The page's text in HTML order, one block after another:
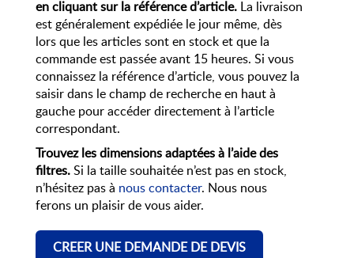
en cliquant sur la référence d’article.
La livraison
est généralement expédiée le jour même, dès
lors que les articles sont en stock et que la
commande est passée avant 15 heures. Si vous
connaissez la référence d’article, vous pouvez la
saisir dans le champ de recherche en haut à
gauche pour accéder directement à l’article
correspondant.
Trouvez les dimensions adaptées à l’aide des
filtres. Si la taille souhaitée n’est pas en stock,
n’hésitez pas à nous contacter. Nous nous
ferons un plaisir de vous aider.
CREER UNE DEMANDE DE DEVIS